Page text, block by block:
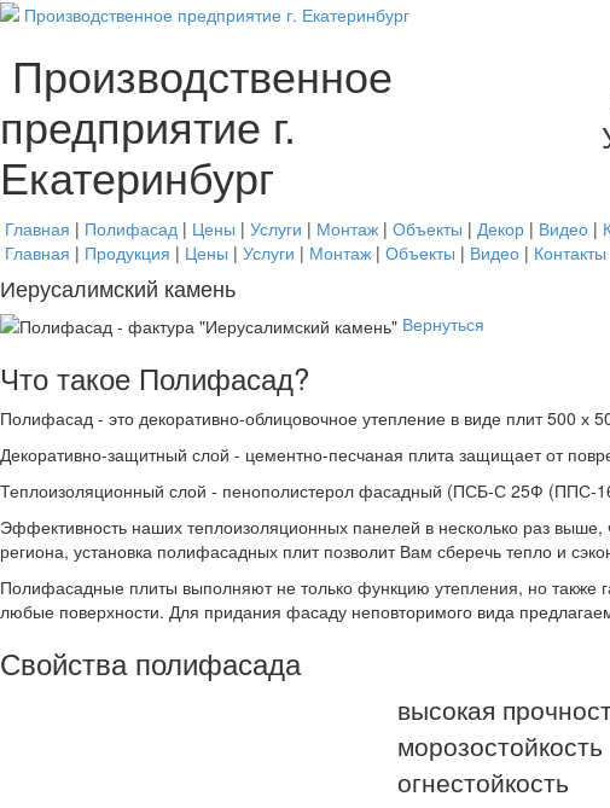
Производственное
предприятие г.
Екатеринбург
Главная | Полифасад | Цены | Услуги | Монтаж | Объекты | Декор | Видео |
Главная | Продукция | Цены | Услуги | Монтаж | Объекты | Видео | Контакты
Иерусалимский камень
Вернуться
Что такое Полифасад?
Полифасад - это декоративно-облицовочное утепление в виде плит 500 х
Декоративно-защитный слой - цементно-песчаная плита защищает от
Теплоизоляционный слой - пенополистерол фасадный (ПСБ-С 25Ф (ППС-
Эффективность наших теплоизоляционных панелей в несколько раз
региона, установка полифасадных плит позволит Вам сберечь тепло и
Полифасадные плиты выполняют не только функцию утепления, но
любые поверхности. Для придания фасаду неповторимого вида
Свойства полифасада
высокая
морозостойкость
огнестойкость